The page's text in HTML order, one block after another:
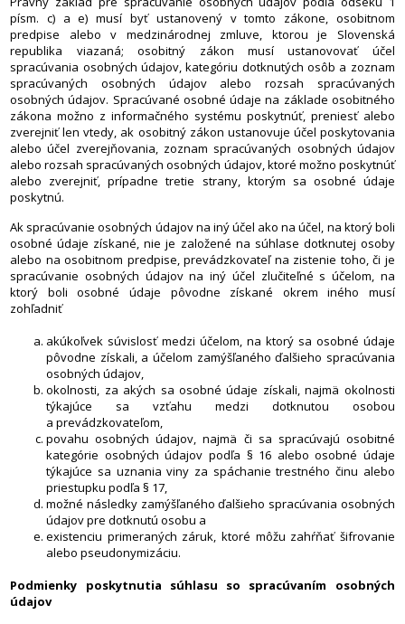
písm. c) a e) musí byť ustanovený v tomto zákone, osobitnom
predpise alebo v medzinárodnej zmluve, ktorou je Slovenská
republika viazaná; osobitný zákon musí ustanovovať účel
spracúvania osobných údajov, kategóriu dotknutých osôb a zoznam
spracúvaných osobných údajov alebo rozsah spracúvaných
osobných údajov. Spracúvané osobné údaje na základe osobitného
zákona možno z informačného systému poskytnúť, preniesť alebo
zverejniť len vtedy, ak osobitný zákon ustanovuje účel poskytovania
alebo účel zverejňovania, zoznam spracúvaných osobných údajov
alebo rozsah spracúvaných osobných údajov, ktoré možno poskytnúť
alebo zverejniť, prípadne tretie strany, ktorým sa osobné údaje
poskytnú.
Ak spracúvanie osobných údajov na iný účel ako na účel, na ktorý boli
osobné údaje získané, nie je založené na súhlase dotknutej osoby
alebo na osobitnom predpise, prevádzkovateľ na zistenie toho, či je
spracúvanie osobných údajov na iný účel zlučiteľné s účelom, na
ktorý boli osobné údaje pôvodne získané okrem iného musí
zohľadniť
akúkoľvek súvislosť medzi účelom, na ktorý sa osobné údaje
pôvodne získali, a účelom zamýšľaného ďalšieho spracúvania
osobných údajov,
okolnosti, za akých sa osobné údaje získali, najmä okolnosti
týkajúce sa vzťahu medzi dotknutou osobou
a prevádzkovateľom,
povahu osobných údajov, najmä či sa spracúvajú osobitné
kategórie osobných údajov podľa § 16 alebo osobné údaje
týkajúce sa uznania viny za spáchanie trestného činu alebo
priestupku podľa § 17,
možné následky zamýšľaného ďalšieho spracúvania osobných
údajov pre dotknutú osobu a
existenciu primeraných záruk, ktoré môžu zahŕňať šifrovanie
alebo pseudonymizáciu.
Podmienky poskytnutia súhlasu so spracúvaním osobných
údajov